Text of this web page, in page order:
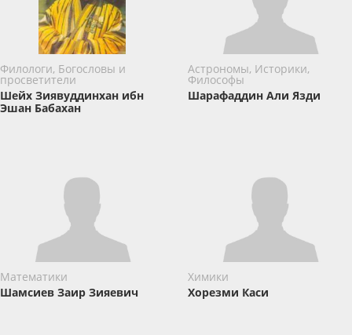
Филологи, Богословы и
просветители
Шейх Зиявуддинхан ибн
Эшан Бабахан
Астрономы, Историки,
Философы
Шарафаддин Али Язди
Математики
Шамсиев Заир Зияевич
Химики
Хорезми Каси